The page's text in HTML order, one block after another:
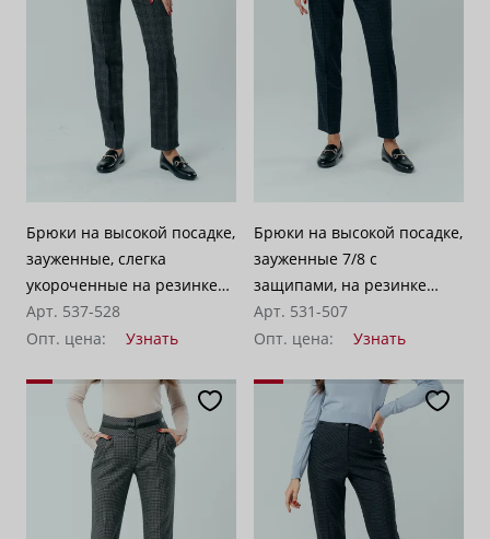
Брюки на высокой посадке,
зауженные, слегка
укороченные на резинке
«Лима» серо-коричневые
Арт. 537-528
Опт. цена:
Узнать
Брюки на высокой посадке,
зауженные 7/8 с
защипами, на резинке
«Айза» сине-серая клетка
Арт. 531-507
Опт. цена:
Узнать